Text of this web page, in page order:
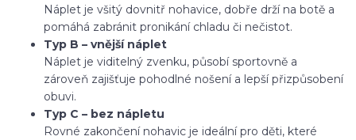
Náplet je všitý dovnitř nohavice, dobře drží na botě a
pomáhá zabránit pronikání chladu či nečistot.
Typ B – vnější náplet
Náplet je viditelný zvenku, působí sportovně a
zároveň zajišťuje pohodlné nošení a lepší přizpůsobení
obuvi.
Typ C – bez nápletu
Rovné zakončení nohavic je ideální pro děti, které